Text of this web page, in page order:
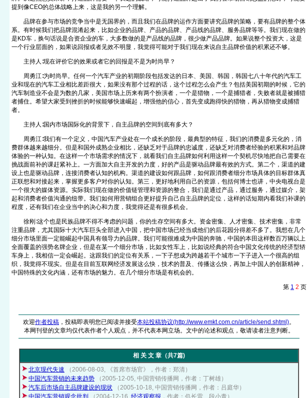
提到像CEO的总体战略上来，这是我的另一个理解。
品牌在参与市场的竞争当中是无国界的，而且我们在品牌的运作方面要讲究品牌的策略，要有品牌的整个体
系。有时候我们把品牌混淆起来，比如企业的品牌、产品的品牌、产品线的品牌、服务品牌等等。我们现在做的
是KD车，换句话说是合资企业的车，大多数做的是产品线的品牌，很少做产品品牌。如果说整个投资大，这是
一个行业层面的，如果说回报或者见效不明显，我觉得可能对于我们现在来说自主品牌价值的积累还不够。
主持人∶现在评价它的效果或者它的回报是不是为时尚早？
周勇江∶为时尚早。任何一个汽车产业的初期阶段包括发达的日本、美国、韩国，韩国七八十年代的汽车工
业和现在的汽车工业相比差距很大，如果没有那个过程的话，这个过程怎么会产生？包括美国初期的时候，它的
汽车制造业不会是为数的几家，美国市场上历来有两个扮演者，一个是猎物，一个是捕猎者，失败者就是被捕猎
者捕住。希望大家受到挫折的时候能够快速崛起，增强他的信心，首先变成跑得快的猎物，再从猎物变成捕猎
者。
主持人∶国内市场国际化的背景下，自主品牌的空间到底有多大？
周勇江∶我们有一个定义，中国汽车产业处在一个成长的阶段，最典型的特征，我们的消费是多元化的，消
费群体越来越细分。但是和国外成熟企业相比，还缺乏对于品牌的忠诚度，还缺乏对消费者经验的积累和对品牌
体验的一种认知。在这样一个市场需求的情况下，就看我们自主品牌如何利用这样一个契机尽快地把自己需要在
挑战面前补的课赶紧补上。一方面加大自主开发的力度，好的产品是驱动品牌最有效的方式。第二个，渠道的建
设上也是驱动品牌，连接消费者认知的机构。渠道的建设如何跟品牌，如何跟消费者细分市场具体的目标群体真
正联想和对接起来，掌握更多客户对你的认知。第三，更好地利用自己的资源，包括何博士也讲，中央电视台是
一个很大的媒体资源。实际我们现在做的价值链管理和资源的整合，我们是通过产品，通过服务，通过媒介，架
起和消费者价值沟通的纽带。我们如何用营销组合更好提升自己自主品牌的定位，这样的话短期内看我们补课的
程度，还有我们在企业当中的决心和力度，我觉得还是有很多机会。
徐刚∶这个也是民族品牌不得不考虑的问题，你的生存空间有多大。资金密集、人才密集、技术密集，非常
注重品牌，尤其国际十大汽车巨头全部进入中国，把中国市场已经当成他们的后花园分得差不多了。我想在几个
细分市场里面一定能崛起中国具有领导力的品牌。我们可能很难成为中国的奔驰，中国的本田这样数百万辆以上
全面覆盖的强势名牌企业，但是在某一个细分市场，比如女性车上，比如说经典的符合中国文化传统的经济型轿
车身上，我相信一定会崛起。这跟我们的定位有关系，一下子想成为跨越若干个城市一下子进入一个很高的组
织，我觉得不现实。但是在目前互联网经济发展这么快，技术的普及、传播这么快，再加上中国人的创新精神，
中国特殊的文化内涵，还有市场的魅力。在几个细分市场是有机会的。
第 1 2 页
欢迎作者投稿 ，投稿即表明您已阅读并接受本站投稿协议(http://www.emkt.com.cn/article/send.shtml)。
本网刊登的文章均仅代表作者个人观点，并不代表本网立场。文中的论述和观点，敬请读者注意判断。
相 关 文 章（共7篇)
北京现代失速
（2006-08-03, 《首席市场官》，作者：郑清）
中国汽车营销的未来趋势
（2005-12-05, 中国营销传播网，作者：丁树雄）
汽车后市场自主品牌建设的现状
（2005-10-18, 中国营销传播网，作者：吕庭华）
中国汽车营销观念批判
（2004-12-16, 经济观察报 ，作者：仉长雷、段小青）